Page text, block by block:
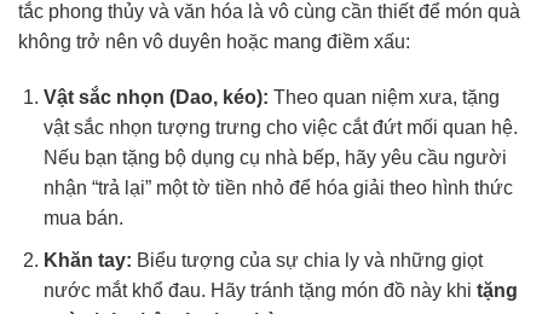
tắc phong thủy và văn hóa là vô cùng cần thiết để món quà
không trở nên vô duyên hoặc mang điềm xấu:
Vật sắc nhọn (Dao, kéo): Theo quan niệm xưa, tặng
vật sắc nhọn tượng trưng cho việc cắt đứt mối quan hệ.
Nếu bạn tặng bộ dụng cụ nhà bếp, hãy yêu cầu người
nhận “trả lại” một tờ tiền nhỏ để hóa giải theo hình thức
mua bán.
Khăn tay: Biểu tượng của sự chia ly và những giọt
nước mắt khổ đau. Hãy tránh tặng món đồ này khi tặng